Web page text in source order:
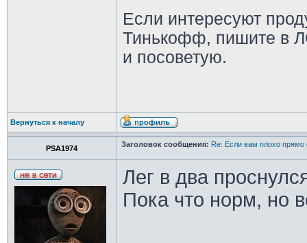
Если интересуют
Тинькофф, пишите в
и посоветую.
Вернуться к началу
PSA1974 Заголовок сообщения: Re: Если вам плохо прямо
Лег в два
Пока что норм, но